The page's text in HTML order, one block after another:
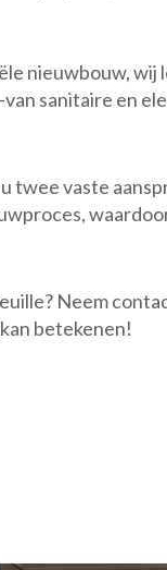
nieuwbouw, wij
sanitaire en
twee vaste
Neem
betekenen!